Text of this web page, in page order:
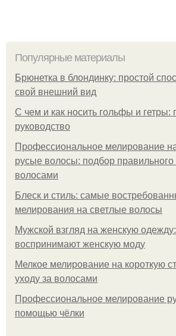
Популярные материалы
Брюнетка в блондинку: простой
свой внешний вид
С чем и как носить гольфы и гетры:
руководство
Профессиональное мелирование
русые волосы: подбор правильного
волосами
Блеск и стиль: самые
мелирования на светлые волосы
Мужской взгляд на женскую
воспринимают женскую моду
Мелкое мелирование на короткую
уходу за волосами
Профессиональное мелирование
помощью чёлки